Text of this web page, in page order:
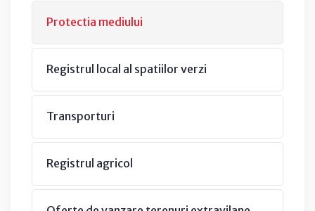
Protectia mediului
Registrul local al spatiilor verzi
Transporturi
Registrul agricol